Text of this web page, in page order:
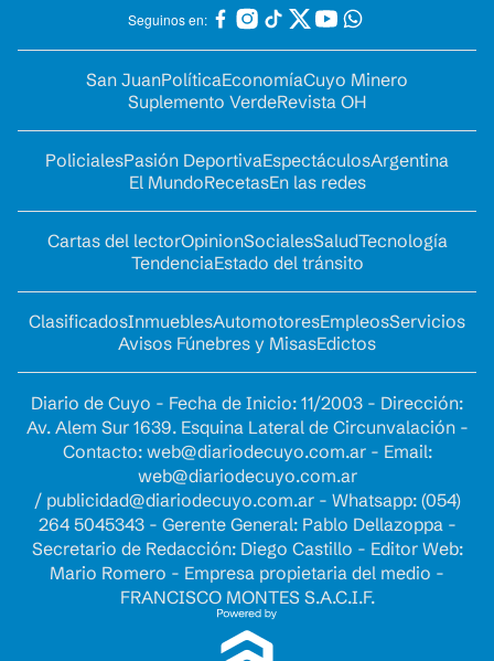
Seguinos en:
San JuanPolíticaEconomíaCuyo Minero
Suplemento VerdeRevista OH
PolicialesPasión DeportivaEspectáculosArgentina
El MundoRecetasEn las redes
Cartas del lectorOpinionSocialesSaludTecnología
TendenciaEstado del tránsito
ClasificadosInmueblesAutomotoresEmpleosServicios
Avisos Fúnebres y MisasEdictos
Diario de Cuyo - Fecha de Inicio: 11/2003 - Dirección:
Av. Alem Sur 1639. Esquina Lateral de Circunvalación -
Contacto: web@diariodecuyo.com.ar- Email:
web@diariodecuyo.com.ar
/ publicidad@diariodecuyo.com.ar- Whatsapp: (054)
264 5045343 - Gerente General: Pablo Dellazoppa -
Secretario de Redacción: Diego Castillo - Editor Web:
Mario Romero - Empresa propietaria del medio -
FRANCISCO MONTES S.A.C.I.F.